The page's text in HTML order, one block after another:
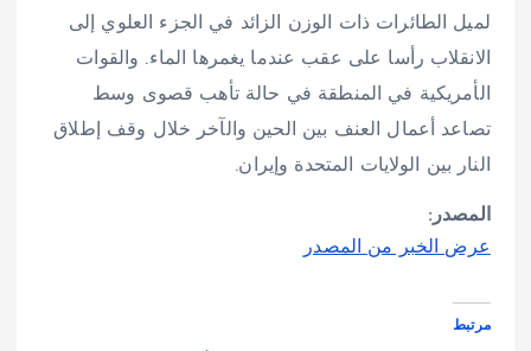
لميل الطائرات ذات الوزن الزائد في الجزء العلوي إلى
الانقلاب رأسا على عقب عندما يغمرها الماء. والقوات
الأمريكية في المنطقة في حالة تأهب قصوى وسط
تصاعد أعمال العنف بين الحين والآخر خلال وقف إطلاق
النار بين الولايات المتحدة وإيران.
المصدر:
عرض الخبر من المصدر
مرتبط